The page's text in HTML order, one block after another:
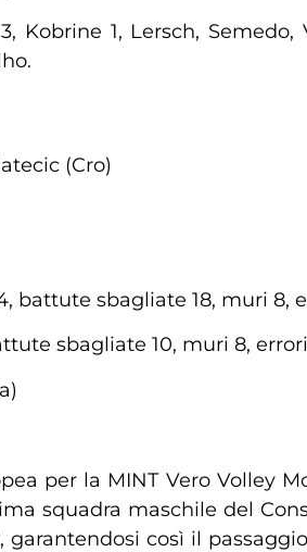
Kobrine 1, Lersch,
(Cro)
battute sbagliate 18, muri 8,
sbagliate 10, muri 8, errori
per la MINT Vero Volley
squadra maschile del
, garantendosi così il